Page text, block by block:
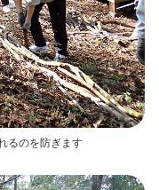
るのを防ぎます